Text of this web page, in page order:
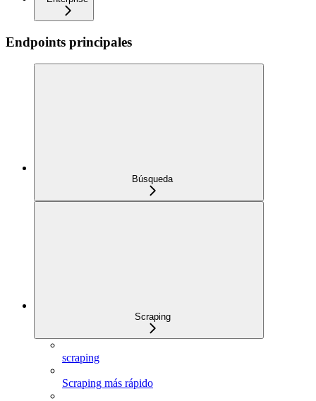
Endpoints principales
Búsqueda
Scraping
scraping
Scraping más rápido